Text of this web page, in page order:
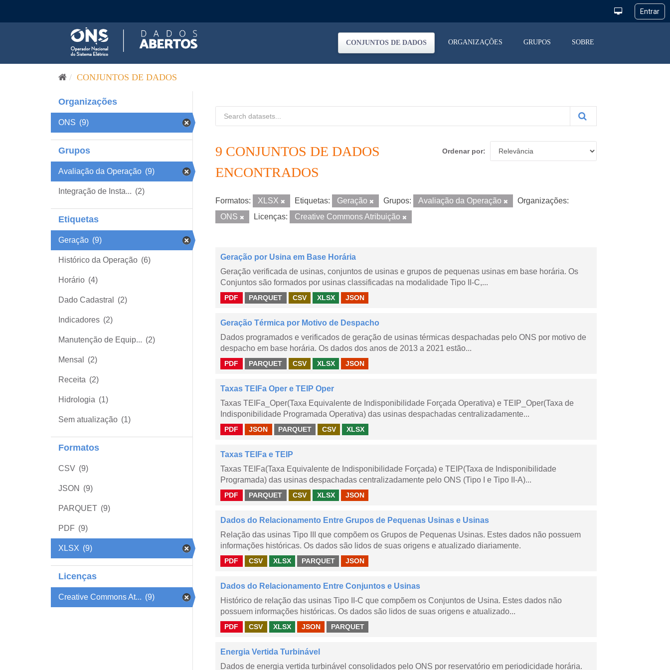
CONJUNTOS DE DADOS ORGANIZAÇÕES GRUPOS SOBRE
CONJUNTOS DE DADOS
Organizações
ONS (9)
Grupos
Avaliação da Operação (9)
Integração de Insta... (2)
Etiquetas
Geração (9)
Histórico da Operação (6)
Horário (4)
Dado Cadastral (2)
Indicadores (2)
Manutenção de Equip... (2)
Mensal (2)
Receita (2)
Hidrologia (1)
Sem atualização (1)
Formatos
CSV (9)
JSON (9)
PARQUET (9)
PDF (9)
XLSX (9)
Licenças
Creative Commons At... (9)
Ordenar por
9 CONJUNTOS DE DADOS
ENCONTRADOS
Formatos: XLSX Etiquetas: Geração Grupos: Avaliação da Operação
Organizações:
ONS
Licenças: Creative Commons Atribuição
Geração por Usina em Base Horária
Geração verificada de usinas, conjuntos de usinas e grupos de pequenas usinas em base horária. Os
Conjuntos são formados por usinas classificadas na modalidade Tipo II-C,...
PDF PARQUET CSV XLSX JSON
Geração Térmica por Motivo de Despacho
Dados programados e verificados de geração de usinas térmicas despachadas pelo ONS por motivo de
despacho em base horária. Os dados dos anos de 2013 a 2021 estão...
PDF PARQUET CSV XLSX JSON
Taxas TEIFa Oper e TEIP Oper
Taxas TEIFa_Oper(Taxa Equivalente de Indisponibilidade Forçada Operativa) e TEIP_Oper(Taxa de
Indisponibilidade Programada Operativa) das usinas despachadas centralizadamente...
PDF JSON PARQUET CSV XLSX
Taxas TEIFa e TEIP
Taxas TEIFa(Taxa Equivalente de Indisponibilidade Forçada) e TEIP(Taxa de Indisponibilidade
Programada) das usinas despachadas centralizadamente pelo ONS (Tipo I e Tipo II-A)...
PDF PARQUET CSV XLSX JSON
Dados do Relacionamento Entre Grupos de Pequenas Usinas e Usinas
Relação das usinas Tipo III que compõem os Grupos de Pequenas Usinas. Estes dados não possuem
informações históricas. Os dados são lidos de suas origens e atualizado diariamente.
PDF CSV XLSX PARQUET JSON
Dados do Relacionamento Entre Conjuntos e Usinas
Histórico de relação das usinas Tipo II-C que compõem os Conjuntos de Usina. Estes dados não
possuem informações históricas. Os dados são lidos de suas origens e atualizado...
PDF CSV XLSX JSON PARQUET
Energia Vertida Turbinável
Dados de energia vertida turbinável consolidados pelo ONS por reservatório em periodicidade horária.